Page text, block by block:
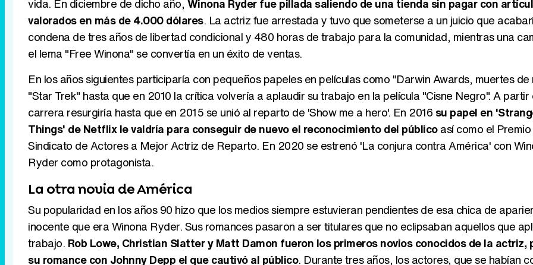
vida. En diciembre de dicho año, Winona Ryder fue pillada saliendo de una tienda sin pagar con
valorados en más de 4.000 dólares. La actriz fue arrestada y tuvo que someterse a un juicio que
condena de tres años de libertad condicional y 480 horas de trabajo para la comunidad, mientras una
el lema "Free Winona" se convertía en un éxito de ventas.
En los años siguientes participaría con pequeños papeles en películas como "Darwin Awards, muertes de
"Star Trek" hasta que en 2010 la crítica volvería a aplaudir su trabajo en la película "Cisne Negro". A partir
carrera resurgiría hasta que en 2015 se unió al reparto de 'Show me a hero'. En 2016 su papel en
Things' de Netflix le valdría para conseguir de nuevo el reconocimiento del públicoasí como el
Sindicato de Actores a Mejor Actriz de Reparto. En 2020 se estrenó 'La conjura contra América' con
Ryder como protagonista.
La otra novia de América
Su popularidad en los años 90 hizo que los medios siempre estuvieran pendientes de esa chica de
inocente que era Winona Ryder. Sus romances pasaron a ser titulares que no eclipsaban aquellos que
trabajo. Rob Lowe, Christian Slatter y Matt Damon fueron los primeros novios conocidos de la actriz,
su romance con Johnny Depp el que cautivó al público. Durante tres años, los actores, que se habían